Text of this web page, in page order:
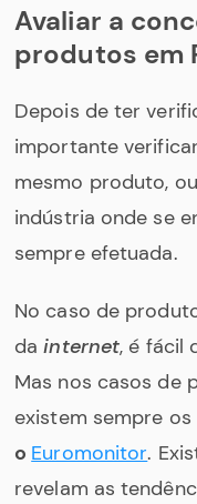
Avaliar a
produtos em
Depois de ter
importante
mesmo produto,
indústria onde se
sempre efetuada.
No caso de
dainternet, é fácil
Mas nos casos de
existem sempre
o Euromonitor.
revelam as